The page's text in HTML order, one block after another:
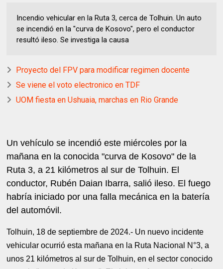
Incendio vehicular en la Ruta 3, cerca de Tolhuin. Un auto
se incendió en la "curva de Kosovo", pero el conductor
resultó ileso. Se investiga la causa
Proyecto del FPV para modificar regimen docente
Se viene el voto electronico en TDF
UOM fiesta en Ushuaia, marchas en Rio Grande
Un vehículo se incendió este miércoles por la
mañana en la conocida "curva de Kosovo" de la
Ruta 3, a 21 kilómetros al sur de Tolhuin. El
conductor, Rubén Daian Ibarra, salió ileso. El fuego
habría iniciado por una falla mecánica en la batería
del automóvil.
Tolhuin, 18 de septiembre de 2024.- Un nuevo incidente
vehicular ocurrió esta mañana en la Ruta Nacional N°3, a
unos 21 kilómetros al sur de Tolhuin, en el sector conocido